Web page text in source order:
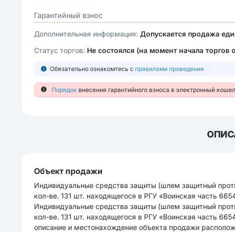
Гарантийный взнос
Дополнительная информация:Допускается продажа
Статус торгов: Не состоялся (на момент начала торгов
Обязательно ознакомтесь с правилами проведения
Порядок внесения гарантийного взноса в электронный
Объект продажи
Индивидуальные средства защиты (шлем защитный
кол-ве. 131 шт. находящегося в РГУ «Воинская часть
Индивидуальные средства защиты (шлем защитный
кол-ве. 131 шт. находящегося в РГУ «Воинская часть
описание и местонахождение объекта продажи